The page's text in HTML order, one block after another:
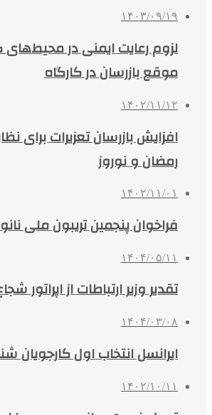
۱۴۰۳/۰۹/۱۹
لزوم رعایت ایمنی در
موقع بازرسان در کارگاه
۱۴۰۲/۱۱/۱۲
افزایش بازرسان تعزیرات برای
رمضان و نوروز
۱۴۰۲/۱۱/۰۱
فراخوان پنجمین تریبون ملی نانو
۱۴۰۴/۰۵/۱۱
تقدیر وزیر ارتباطات از اپراتور شجاع
۱۴۰۴/۰۳/۰۸
ایرانسل انتخاب اول کارجویان
۱۴۰۲/۱۰/۱۱